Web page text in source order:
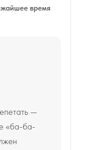
время
—
«ба-ба-